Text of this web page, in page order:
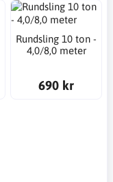
Rundsling 10 ton -
4,0/8,0 meter
690 kr